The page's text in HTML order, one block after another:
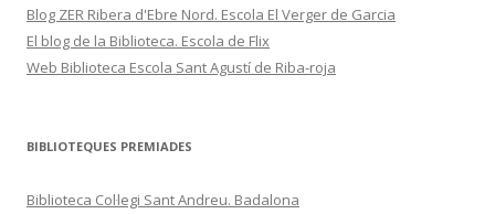
Blog ZER Ribera d'Ebre Nord. Escola El Verger de Garcia
El blog de la Biblioteca. Escola de Flix
Web Biblioteca Escola Sant Agustí de Riba-roja
BIBLIOTEQUES PREMIADES
Biblioteca Col·legi Sant Andreu. Badalona